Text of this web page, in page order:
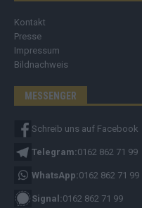
Kontakt
Presse
Impressum
Bildnachweis
MESSENGER
Schreib uns auf Facebook
Telegram:0162 862 71 99
WhatsApp:0162 862 71 99
Signal:0162 862 71 99